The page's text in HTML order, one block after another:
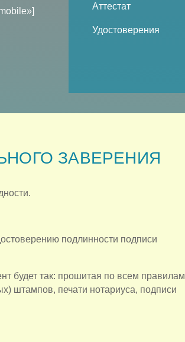
Аттестат
Удостоверения
ЗАВЕРЕНИЯ
подлинности подписи
будет так: прошитая по всем правилам
штампов, печати нотариуса, подписи